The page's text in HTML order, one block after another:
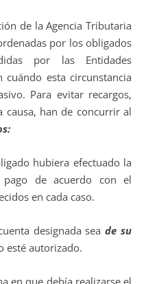
la Agencia Tributaria
por los obligados
por las Entidades
cuándo esta circunstancia
Para evitar recargos,
causa, han de concurrir al
efectuado la
de acuerdo con el
en cada caso.
seade su
esté autorizado.